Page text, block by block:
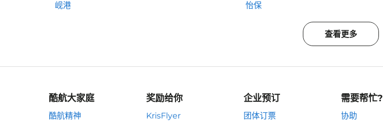
岘港
怡保
查看更多
酷航大家庭
酷航精神
奖励给你
KrisFlyer
企业预订
团体订票
需要帮忙?
协助